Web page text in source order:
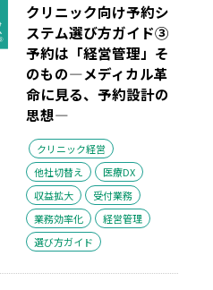
クリニック向け予約シ
ステム選び方ガイド③
予約は「経営管理」そ
のもの―メディカル革
命に見る、予約設計の
思想―
クリニック経営
他社切替え
医療DX
収益拡大
受付業務
業務効率化
経営管理
選び方ガイド